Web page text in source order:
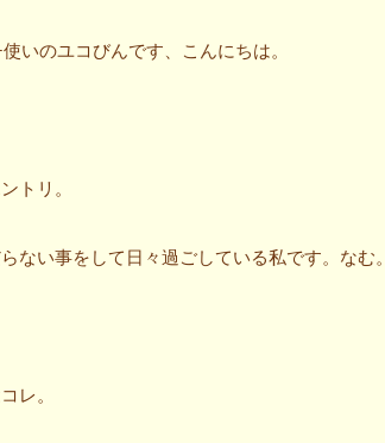
いのユコびんです、こんにちは。
トリ。
ない事をして日々過ごしている私です。なむ。
レ。